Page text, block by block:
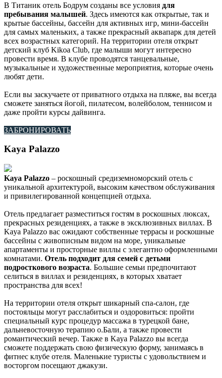
В Титаник отель Бодрум созданы все условия для
пребывания малышей. Здесь имеются как открытые, так и
крытые бассейны, бассейн для активных игр, мини-бассейн
для самых маленьких, а также прекрасный аквапарк для детей
всех возрастных категорий. На территории отеля открыт
детский клуб Kikoa Club, где малыши могут интересно
провести время. В клубе проводятся танцевальные,
музыкальные и художественные мероприятия, которые очень
любят дети.
Если вы заскучаете от приватного отдыха на пляже, вы всегда
сможете заняться йогой, пилатесом, волейболом, теннисом и
даже пройти курсы дайвинга.
ЗАБРОНИРОВАТЬ
Kaya Palazzo
Kaya Palazzo – роскошный средиземноморский отель с
уникальной архитектурой, высоким качеством обслуживания
и привилегированной концепцией отдыха.
Отель предлагает разместиться гостям в роскошных люксах,
прекрасных резиденциях, а также в эксклюзивных виллах. В
Kaya Palazzo вас ожидают собственные террасы и роскошные
бассейны с живописным видом на море, уникальные
апартаменты и просторные виллы с элегантно оформленными
комнатами. Отель подходит для семей с детьми
подросткового возраста. Большие семьи предпочитают
селиться в виллах и резиденциях, в которых хватает
пространства для всех!
На территории отеля открыт шикарный спа-салон, где
постояльцы могут расслабиться и оздоровиться: пройти
специальный курс процедур массажа в турецкой бане,
дальневосточную терапию о.Бали, а также провести
романтический вечер. Также в Kaya Palazzo вы всегда
сможете поддержать свою физическую форму, занимаясь в
фитнес клубе отеля. Маленькие туристы с удовольствием и
восторгом посещают джакузи.